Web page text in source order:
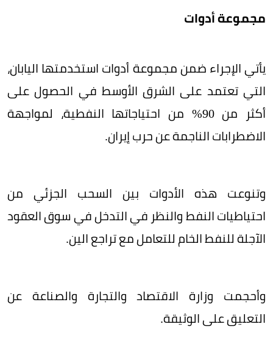
مجموعة أدوات
يأتي الإجراء ضمن مجموعة أدوات استخدمتها اليابان،
التي تعتمد على الشرق الأوسط في الحصول على
أكثر من 90% من احتياجاتها النفطية، لمواجهة
الاضطرابات الناجمة عن حرب إيران.
وتنوعت هذه الأدوات بين السحب الجزئي من
احتياطيات النفط والنظر في التدخل في سوق العقود
الآجلة للنفط الخام للتعامل مع تراجع الين.
وأحجمت وزارة الاقتصاد والتجارة والصناعة عن
التعليق على الوثيقة.